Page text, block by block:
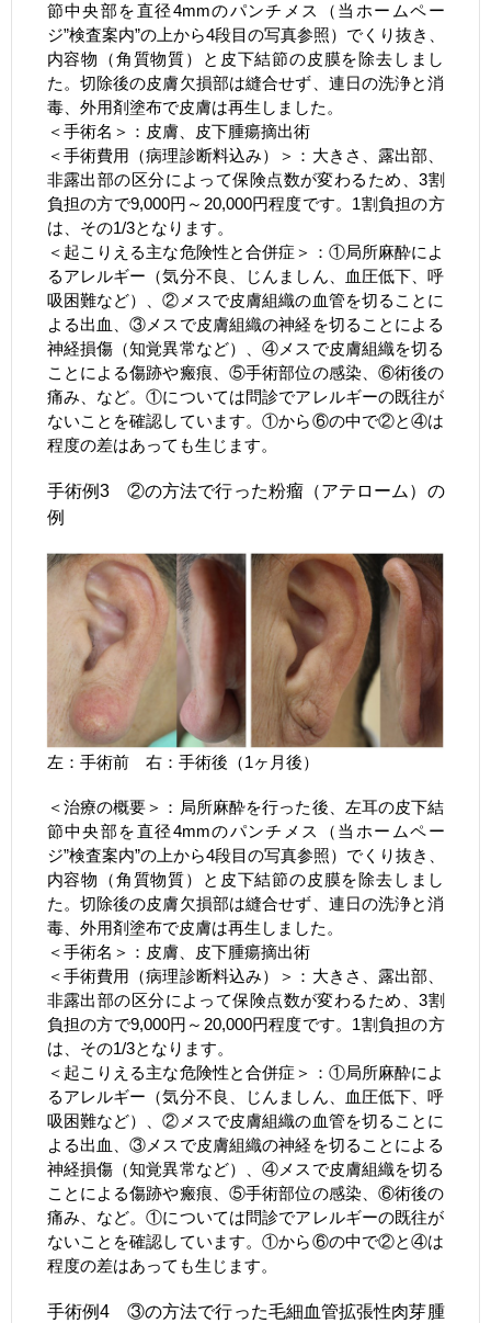
節中央部を直径4mmのパンチメス（当ホームペー
ジ”検査案内”の上から4段目の写真参照）でくり抜き、
内容物（角質物質）と皮下結節の皮膜を除去しまし
た。切除後の皮膚欠損部は縫合せず、連日の洗浄と消
毒、外用剤塗布で皮膚は再生しました。
＜手術名＞：皮膚、皮下腫瘍摘出術
＜手術費用（病理診断料込み）＞：大きさ、露出部、
非露出部の区分によって保険点数が変わるため、3割
負担の方で9,000円～20,000円程度です。1割負担の方
は、その1/3となります。
＜起こりえる主な危険性と合併症＞：①局所麻酔によ
るアレルギー（気分不良、じんましん、血圧低下、呼
吸困難など）、②メスで皮膚組織の血管を切ることに
よる出血、③メスで皮膚組織の神経を切ることによる
神経損傷（知覚異常など）、④メスで皮膚組織を切る
ことによる傷跡や瘢痕、⑤手術部位の感染、⑥術後の
痛み、など。①については問診でアレルギーの既往が
ないことを確認しています。①から⑥の中で②と④は
程度の差はあっても生じます。
手術例3 ②の方法で行った粉瘤（アテローム）の
例
左：手術前 右：手術後（1ヶ月後）
＜治療の概要＞：局所麻酔を行った後、左耳の皮下結
節中央部を直径4mmのパンチメス（当ホームペー
ジ”検査案内”の上から4段目の写真参照）でくり抜き、
内容物（角質物質）と皮下結節の皮膜を除去しまし
た。切除後の皮膚欠損部は縫合せず、連日の洗浄と消
毒、外用剤塗布で皮膚は再生しました。
＜手術名＞：皮膚、皮下腫瘍摘出術
＜手術費用（病理診断料込み）＞：大きさ、露出部、
非露出部の区分によって保険点数が変わるため、3割
負担の方で9,000円～20,000円程度です。1割負担の方
は、その1/3となります。
＜起こりえる主な危険性と合併症＞：①局所麻酔によ
るアレルギー（気分不良、じんましん、血圧低下、呼
吸困難など）、②メスで皮膚組織の血管を切ることに
よる出血、③メスで皮膚組織の神経を切ることによる
神経損傷（知覚異常など）、④メスで皮膚組織を切る
ことによる傷跡や瘢痕、⑤手術部位の感染、⑥術後の
痛み、など。①については問診でアレルギーの既往が
ないことを確認しています。①から⑥の中で②と④は
程度の差はあっても生じます。
手術例4 ③の方法で行った毛細血管拡張性肉芽腫